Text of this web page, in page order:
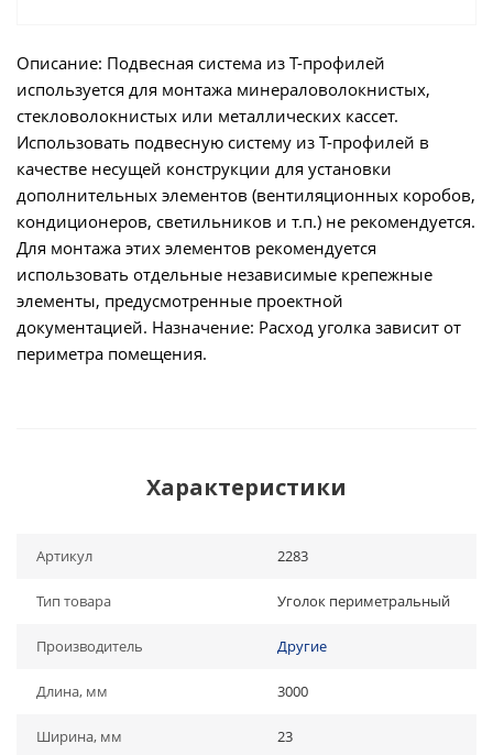
Описание: Подвесная система из Т-профилей
используется для монтажа минераловолокнистых,
стекловолокнистых или металлических кассет.
Использовать подвесную систему из Т-профилей в
качестве несущей конструкции для установки
дополнительных элементов (вентиляционных коробов,
кондиционеров, светильников и т.п.) не рекомендуется.
Для монтажа этих элементов рекомендуется
использовать отдельные независимые крепежные
элементы, предусмотренные проектной
документацией. Назначение: Расход уголка зависит от
периметра помещения.
Характеристики
Артикул 2283
Тип товара Уголок периметральный
Производитель Другие
Длина, мм 3000
Ширина, мм 23